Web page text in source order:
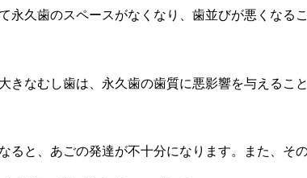
永久歯のスペースがなくなり、歯並びが悪くなるこ
きなむし歯は、永久歯の歯質に悪影響を与えること
ると、あごの発達が不十分になります。また、そ